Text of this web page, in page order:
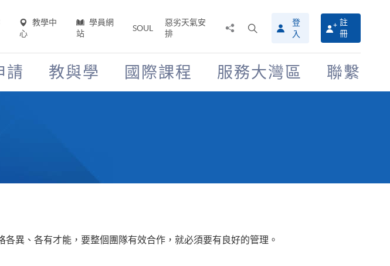
教學中
心
學員網
站
SOUL
惡劣天氣安
排
搜
尋
介
面
登
入
註
冊
請 教與學 國際課程 服務大灣區 聯繫
異、各有才能，要整個團隊有效合作，就必須要有良好的管理。